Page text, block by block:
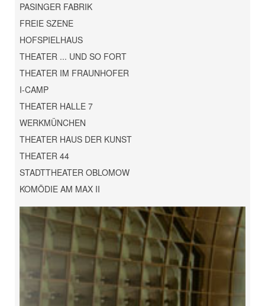
PASINGER FABRIK
FREIE SZENE
HOFSPIELHAUS
THEATER ... UND SO FORT
THEATER IM FRAUNHOFER
I-CAMP
THEATER HALLE 7
WERKMÜNCHEN
THEATER HAUS DER KUNST
THEATER 44
STADTTHEATER OBLOMOW
KOMÖDIE AM MAX II